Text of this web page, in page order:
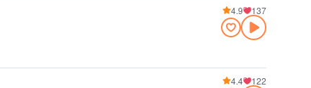
4.9 137
4.4 122